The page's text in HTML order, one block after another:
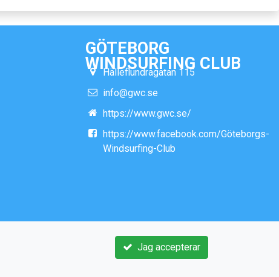
GÖTEBORG
WINDSURFING CLUB
Hälleflundragatan 115
info@gwc.se
https://www.gwc.se/
https://www.facebook.com/Göteborgs-
Windsurfing-Club
Jag accepterar